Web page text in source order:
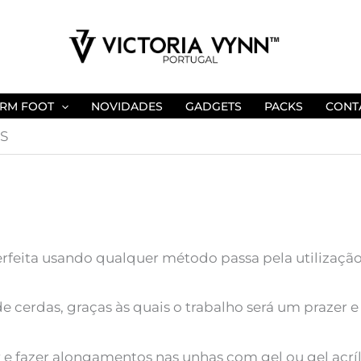
FOOT NOVIDADES GADGETS PACKS
usando qualquer método passa pela
graças às quais o trabalho será um prazer
fazer alongamentos nas unhas com gel ou gel